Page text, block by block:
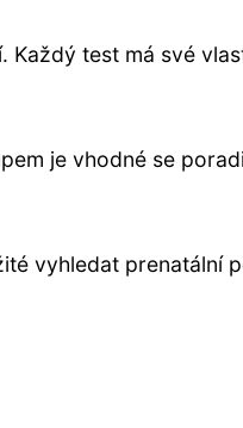
test má své
je vhodné se
vyhledat prenatální